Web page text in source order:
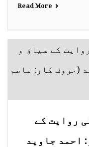
Read More
روایت کے
احمد جاوید